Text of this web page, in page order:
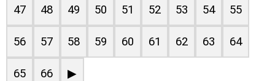
47 48 49 50 51 52 53 54 55
56 57 58 59 60 61 62 63 64
65 66 ▶